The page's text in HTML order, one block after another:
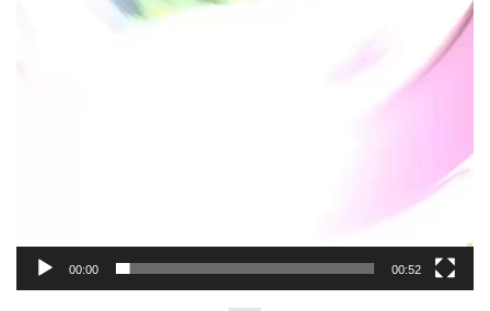
00:00 00:52